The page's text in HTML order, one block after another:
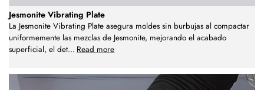
Jesmonite Vibrating Plate
La Jesmonite Vibrating Plate asegura moldes sin burbujas al compactar
uniformemente las mezclas de Jesmonite, mejorando el acabado
superficial, el det... Read more